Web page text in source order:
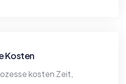
Kosten
kosten Zeit,